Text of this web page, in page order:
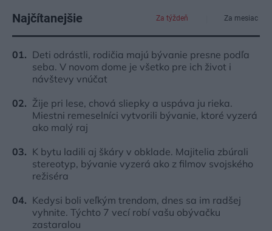
Najčítanejšie Za týždeň Za mesiac
Deti odrástli, rodičia majú bývanie presne podľa
seba. V novom dome je všetko pre ich život i
návštevy vnúčat
Žije pri lese, chová sliepky a uspáva ju rieka.
Miestni remeselníci vytvorili bývanie, ktoré vyzerá
ako malý raj
K bytu ladili aj škáry v obklade. Majitelia zbúrali
stereotyp, bývanie vyzerá ako z filmov svojského
režiséra
Kedysi boli veľkým trendom, dnes sa im radšej
vyhnite. Týchto 7 vecí robí vašu obývačku
zastaralou